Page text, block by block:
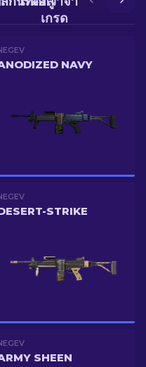
เกรด
NAVY
STRIKE
SHEEN